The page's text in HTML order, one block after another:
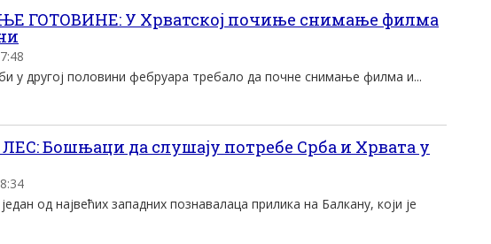
ГОТОВИНЕ: У Хрватској почиње снимање филма
у другој половини фебруара требало да почне снимање филма и...
Бошњаци да слушају потребе Срба и Хрвата у
од највећих западних познавалаца прилика на Балкану, који је